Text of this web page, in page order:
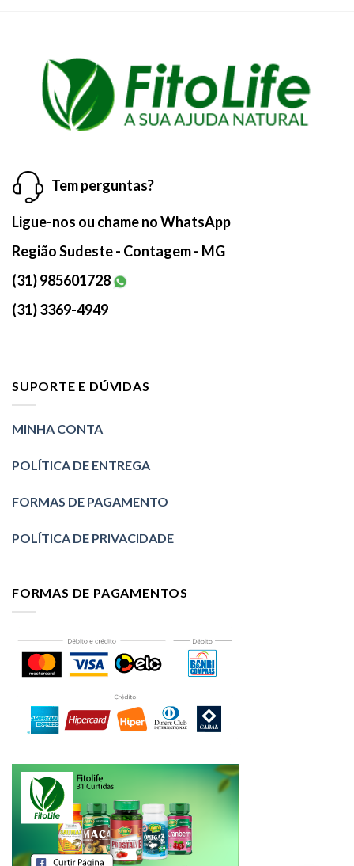
Tem perguntas?
Ligue-nos ou chame no WhatsApp
Região Sudeste - Contagem - MG
(31) 985601728
(31) 3369-4949
SUPORTE E DÚVIDAS
MINHA CONTA
POLÍTICA DE ENTREGA
FORMAS DE PAGAMENTO
POLÍTICA DE PRIVACIDADE
FORMAS DE PAGAMENTOS